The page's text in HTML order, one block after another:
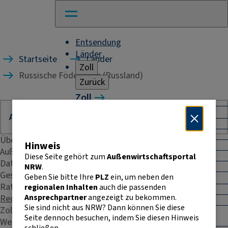
Entsendung
Länder
Zoll
Zurück
Zoll
Warenverkehr mit Drittländern
Warenursprung und Präferenzen
Warenverkehr innerhalb der EU
Allgemeines
Intrahandelsstatistik
Umsatzsteuer-
Identifikationsnummer
Startseite
Länder
Russische Föderation (Russland)
Übersicht
Außenhandelsstatistik
Daten & Fakten
Geschäftspraxis
Rating
Recht & Steuern
Zoll
Weitere Kontakte
Hinweis
Diese Seite gehört zumAußenwirtschaftsportal
NRW.
Geben Sie bitte Ihre PLZein, um neben den
regionalen Inhaltenauch die passenden
Ansprechpartnerangezeigt zu bekommen.
Sie sind nicht aus NRW? Dann können Sie diese
Seite dennoch besuchen, indem Sie diesen Hinweis